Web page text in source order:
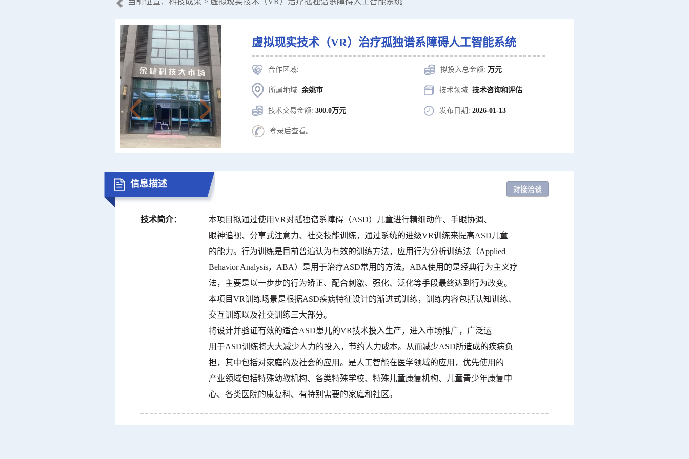
虚拟现实技术（VR）治疗孤独谱系障碍人工智能系统
合作区域: 拟投入总金额:万元
所属地域:余姚市 技术领域:技术咨询和评估‌
技术交易金额:300.0万元 发布日期:2026-01-13
登录后查看。
信息描述
技术简介：
本项目拟通过使用VR对孤独谱系障碍（ASD）儿童进行精细动作、手眼协调、
眼神追视、分享式注意力、社交技能训练，通过系统的进级VR训练来提高ASD儿童
的能力。行为训练是目前普遍认为有效的训练方法，应用行为分析训练法（Applied
Behavior Analysis，ABA）是用于治疗ASD常用的方法。ABA使用的是经典行为主义疗
法，主要是以一步步的行为矫正、配合刺激、强化、泛化等手段最终达到行为改变。
本项目VR训练场景是根据ASD疾病特征设计的渐进式训练，训练内容包括认知训练、
交互训练以及社交训练三大部分。
将设计并验证有效的适合ASD患儿的VR技术投入生产，进入市场推广，广泛运
用于ASD训练将大大减少人力的投入，节约人力成本。从而减少ASD所造成的疾病负
担，其中包括对家庭的及社会的应用。是人工智能在医学领域的应用，优先使用的
产业领域包括特殊幼教机构、各类特殊学校、特殊儿童康复机构、儿童青少年康复中
心、各类医院的康复科、有特别需要的家庭和社区。